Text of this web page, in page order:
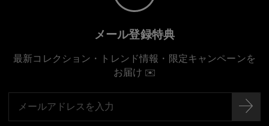
メール登録特典
最新コレクション・トレンド情報・限定キャンペーンを
お届け ✉️